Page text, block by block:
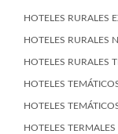
HOTELES RURALES
HOTELES RURALES
HOTELES RURALES
HOTELES
HOTELES
HOTELES